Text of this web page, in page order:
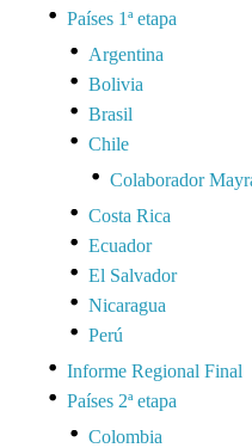
Países 1ª etapa
Argentina
Bolivia
Brasil
Chile
Colaborador
Costa Rica
Ecuador
El Salvador
Nicaragua
Perú
Informe Regional Final
Países 2ª etapa
Colombia